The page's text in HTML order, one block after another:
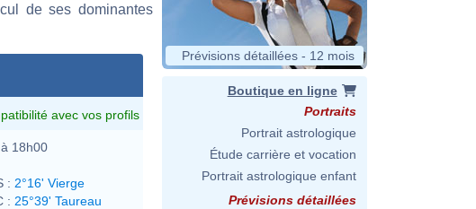
de ses dominantes
avec vos profils
18h00
: 2°16' Vierge
: 25°39' Taureau
Prévisions détaillées - 12 mois
Boutique en ligne
Portraits
Portrait astrologique
Étude carrière et vocation
Portrait astrologique enfant
Prévisions détaillées